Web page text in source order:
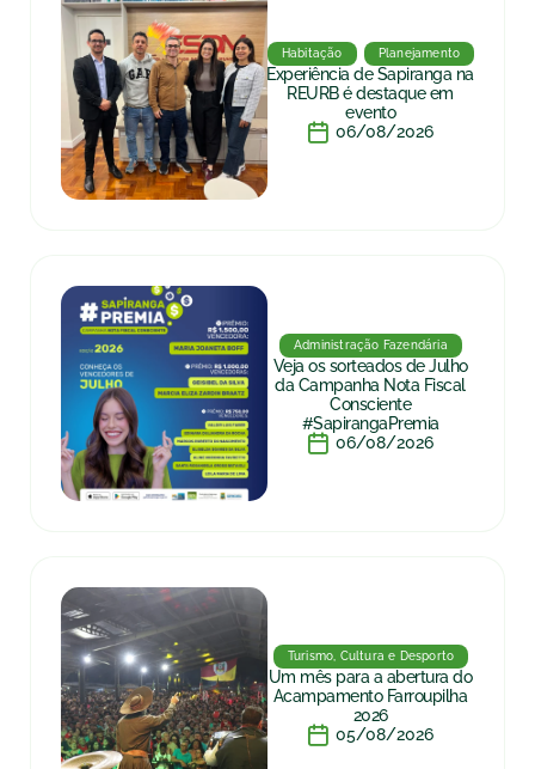
Habitação Planejamento
Experiência de Sapiranga na
REURB é destaque em
evento
06/08/2026
Administração Fazendária
Veja os sorteados de Julho
da Campanha Nota Fiscal
Consciente
#SapirangaPremia
06/08/2026
Turismo, Cultura e Desporto
Um mês para a abertura do
Acampamento Farroupilha
2026
05/08/2026